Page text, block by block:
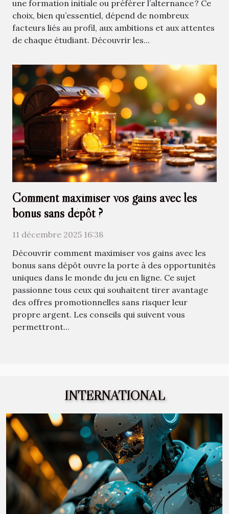
une formation initiale ou préférer l’alternance ? Ce
choix, bien qu’essentiel, dépend de nombreux
facteurs liés au profil, aux ambitions et aux attentes
de chaque étudiant. Découvrir les...
Comment maximiser vos gains avec les
bonus sans dépôt ?
11 décembre 2025 16:38
Découvrir comment maximiser vos gains avec les
bonus sans dépôt ouvre la porte à des opportunités
uniques dans le monde du jeu en ligne. Ce sujet
passionne tous ceux qui souhaitent tirer avantage
des offres promotionnelles sans risquer leur
propre argent. Les conseils qui suivent vous
permettront...
INTERNATIONAL